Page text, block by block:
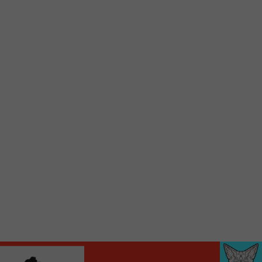
locale vous sont maintenant accessibles en un clic!